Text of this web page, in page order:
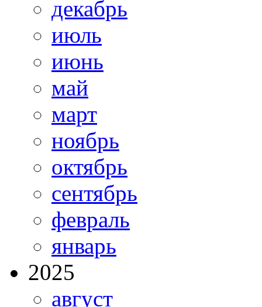
декабрь
июль
июнь
май
март
ноябрь
октябрь
сентябрь
февраль
январь
2025
август